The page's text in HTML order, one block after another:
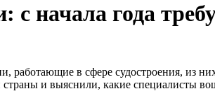
с начала года
работающие в сфере судостроения, из
и выяснили, какие специалисты